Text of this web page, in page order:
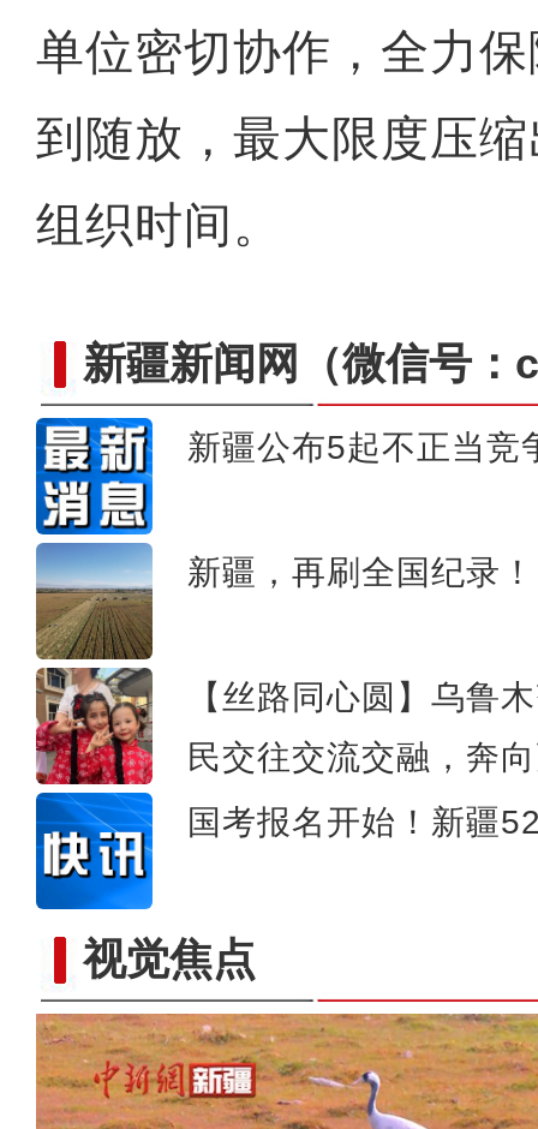
单位密切协作，全力
到随放，最大限度压
组织时间。
新疆新闻网 （微信号
新疆公布5起不正当竞
新疆，再刷全国纪录！
【丝路同心圆】乌鲁
民交往交流交融，奔
国考报名开始！新疆
视觉焦点
新疆乌什县：22余万亩冬小
新疆拜城：秋日湿地千余